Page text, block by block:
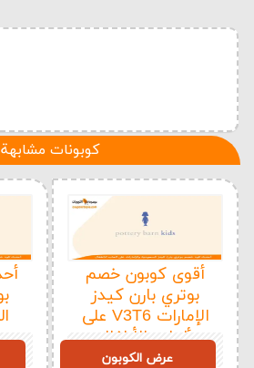
كوبونات مشابهة
أقوى كوبون خصم
بوتري بارن كيدز
الإمارات V3T6 على
ألعاب الأطفال
عرض الكوبون